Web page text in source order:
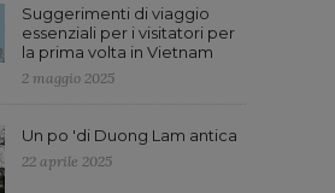
Suggerimenti di viaggio
essenziali per i visitatori per
la prima volta in Vietnam
2 maggio 2025
Un po 'di Duong Lam antica
22 aprile 2025